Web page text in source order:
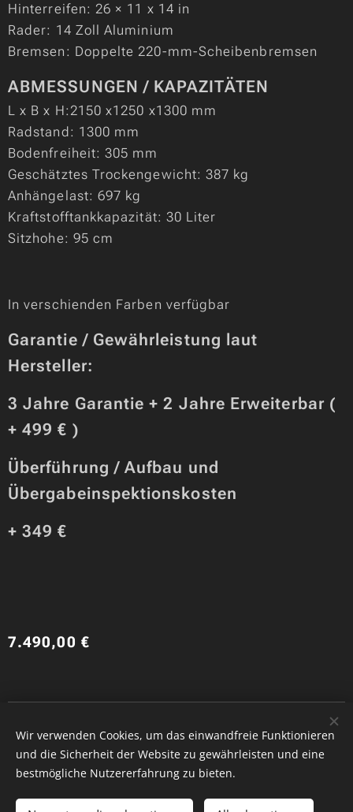
Hinterreifen: 26 × 11 x 14 in
Rader: 14 Zoll Aluminium
Bremsen: Doppelte 220-mm-Scheibenbremsen
ABMESSUNGEN / KAPAZITÄTEN
L x B x H:2150 x1250 x1300 mm
Radstand: 1300 mm
Bodenfreiheit: 305 mm
Geschätztes Trockengewicht: 387 kg
Anhängelast: 697 kg
Kraftstofftankkapazität: 30 Liter
Sitzhohe: 95 cm
In verschienden Farben verfügbar
Garantie / Gewährleistung laut
Hersteller:
3 Jahre Garantie + 2 Jahre Erweiterbar (
+ 499 € )
Überführung / Aufbau und
Übergabeinspektionskosten
+ 349 €
7.490,00 €
Cookies
Wir verwenden Cookies, um das einwandfreie Funktionieren
und die Sicherheit der Website zu gewährleisten und eine
bestmögliche Nutzererfahrung zu bieten.